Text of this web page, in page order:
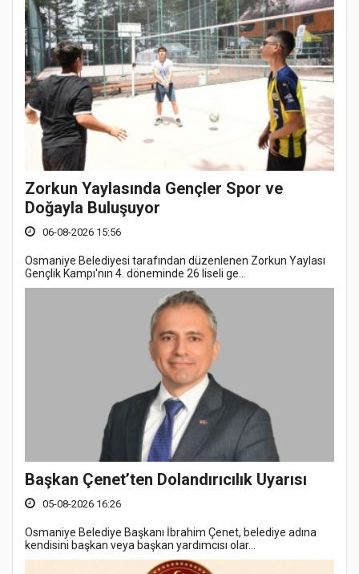
Zorkun Yaylasında Gençler Spor ve
Doğayla Buluşuyor
06-08-2026 15:56
Osmaniye Belediyesi tarafından düzenlenen Zorkun Yaylası
Gençlik Kampı'nın 4. döneminde 26 liseli ge...
Başkan Çenet’ten Dolandırıcılık Uyarısı
05-08-2026 16:26
Osmaniye Belediye Başkanı İbrahim Çenet, belediye adına
kendisini başkan veya başkan yardımcısı olar...